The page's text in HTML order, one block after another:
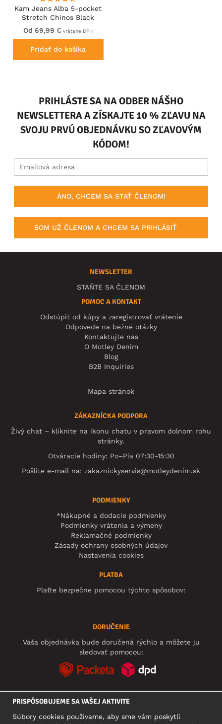
Kam Jeans Alba 5-pocket
Stretch Chinos Black
Od 69,99 € vrátane DPH
Pridať do košíka
PRIHLÁSTE SA NA ODBER NÁŠHO
NEWSLETTERA A ZÍSKAJTE 10 % ZĽAVU NA
SVOJU PRVÚ OBJEDNÁVKU SO ZĽAVOVÝM
KÓDOM!
ÁNO, CHCEM SA STAŤ ČLENOM!
SOM UŽ ČLENOM A CHCEM SA PRIHLÁSIŤ
NEWSLETTER
STAŇTE SA ČLENOM
POMOC A KONTAKT
Odstúpiť od kúpy a zaregistrovať vrátenie
Odpovede na bežné otázky
Kontaktujte nás
O Motley Denim
Blog
B2B Inquiries
Mapa stránok
ZÁKAZNÍCKA PODPORA
Živý chat – kliknite na ikonu chatu v pravom dolnom rohu
stránky.
Otváracie hodiny: Po–Pia 07:30-15:30
Pošlite e-mail na: zakaznickyservis@motleydenim.sk
PODMIENKY
*Nákupné a dodacie podmienky
Podmienky vrátenia a výmeny
Reklamačné podmienky
Zásady ochrany osobných údajov
Nastavenia cookies
PLATBA
Plaťte bezpečne pomocou týchto spôsobov:
DORUČENIE
Vaša objednávka bude doručená rýchlo a môžete ju
sledovať pomocou:
PRISPÔSOBUJEME SA VAŠEJ AKTIVITE
Súbory cookies používame, aby sme vám poskytli